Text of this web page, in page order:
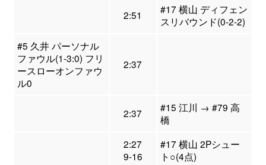
2:51
#17 横山 ディフェン
スリバウンド(0-2-2)
#5 久井 パーソナル
ファウル(1-3:0) フリ
ースローオンファウ
ル0
2:37
2:37
#15 江川 → #79 高
橋
2:27
9-16
#17 横山 2Pシュー
ト○(4点)